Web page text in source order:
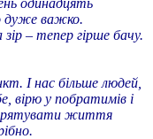
дуже важко.
– тепер гірше бачу.
І нас більше людей,
вірю у побратимів і
рятувати життя